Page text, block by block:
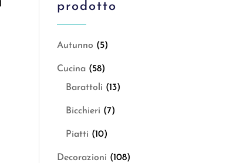
prodotto
Autunno (5)
Cucina (58)
Barattoli (13)
Bicchieri (7)
Piatti (10)
Decorazioni (108)